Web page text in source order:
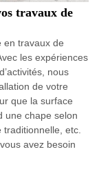
travaux de
en travaux de
les expériences
nous
de votre
que la surface
une chape selon
etc.
avez besoin